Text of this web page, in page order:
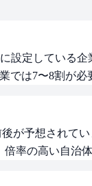
設定している
は7〜8割が必
が予想されて
率の高い自治